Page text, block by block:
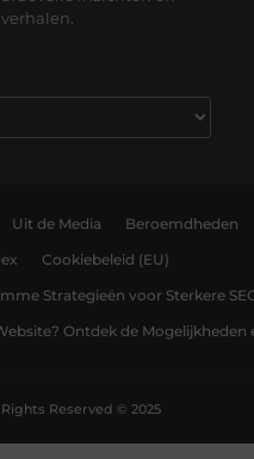
Uit de Media Beroemdheden
Cookiebeleid (EU)
Strategieën voor Sterkere
Ontdek de Mogelijkheden
Reserved © 2025